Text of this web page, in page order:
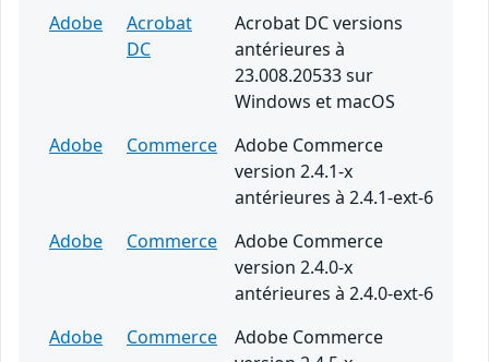
Adobe
Acrobat
DC
Acrobat DC versions
antérieures à
23.008.20533 sur
Windows et macOS
Adobe
Commerce
Adobe Commerce
version 2.4.1-x
antérieures à 2.4.1-ext-6
Adobe
Commerce
Adobe Commerce
version 2.4.0-x
antérieures à 2.4.0-ext-6
Adobe
Commerce
Adobe Commerce